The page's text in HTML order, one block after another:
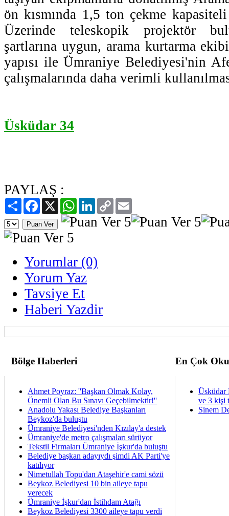
ön kısmında 1,5 ton çekme
Üzerinde teleskopik projektör
şartlarına uygun, arama kurtarma
yapısı ile Ümraniye Belediyesi'nin
çalışmalarında daha verimli
Üsküdar 34
PAYLAŞ :
PaylaşFacebook
X WhatsAppLinkedIn
Copy
Link
Yorumlar (0)
Yorum Yaz
Tavsiye Et
Haberi Yazdir
Bölge Haberleri En Çok
Ahmet Poyraz: ''Başkan Olmak Kolay,
Önemli Olan Bu Sınavı Geçebilmektir!''
Anadolu Yakası Belediye Başkanları
Beykoz'da buluştu
Ümraniye Belediyesi'nden Kızılay'a destek
Ümraniye'de metro çalışmaları sürüyor
Tekstil Firmaları Ümraniye İşkur'da buluştu
Belediye başkan adayıydı şimdi AK Parti'ye
katılıyor
Nimetullah Topu'dan Ataşehir'e cami sözü
Beykoz Belediyesi 10 bin aileye tapu
verecek
Ümraniye İşkur'dan İstihdam Atağı
Beykoz Belediyesi 3300 aileye tapu verdi
Üsküdar
ve 3 kişi
Sinem